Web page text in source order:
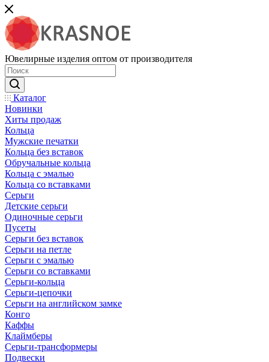
Ювелирные изделия оптом от производителя
Каталог
Новинки
Хиты продаж
Кольца
Мужские печатки
Кольца без вставок
Обручальные кольца
Кольца с эмалью
Кольца со вставками
Серьги
Детские серьги
Одиночные серьги
Пусеты
Серьги без вставок
Серьги на петле
Серьги с эмалью
Серьги со вставками
Серьги-кольца
Серьги-цепочки
Серьги на английском замке
Конго
Каффы
Клаймберы
Серьги-трансформеры
Подвески